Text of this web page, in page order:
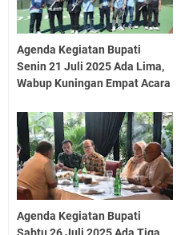
Agenda Kegiatan Bupati
Senin 21 Juli 2025 Ada Lima,
Wabup Kuningan Empat Acara
Agenda Kegiatan Bupati